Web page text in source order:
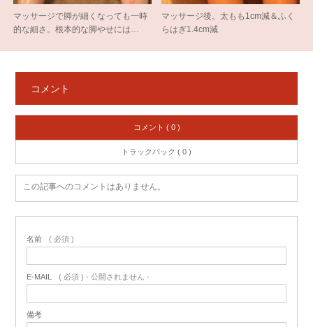
マッサージで脚が細くなっても一時
的な細さ。根本的な脚やせには…
マッサージ後。太もも1cm減＆ふく
らはぎ1.4cm減
コメント
コメント ( 0 )
トラックバック ( 0 )
この記事へのコメントはありません。
名前 ( 必須 )
E-MAIL ( 必須 ) - 公開されません -
備考